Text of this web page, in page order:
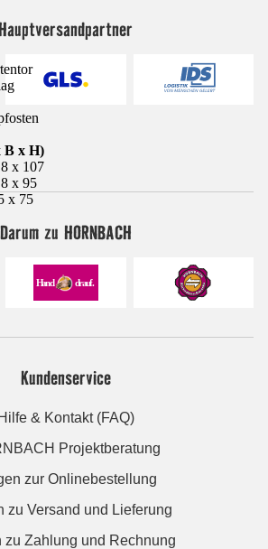
B x H)
x 107
x 95
x 75
Darum zu HORNBACH
Kundenservice
Hilfe & Kontakt (FAQ)
Projektberatung
zur Onlinebestellung
zu Versand und Lieferung
zu Zahlung und Rechnung